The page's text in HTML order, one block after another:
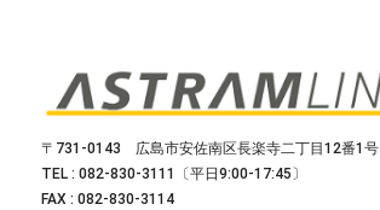
〒731-0143 広島市安佐南区長楽寺二丁目12番1号
TEL : 082-830-3111〔平日9:00-17:45〕
FAX : 082-830-3114